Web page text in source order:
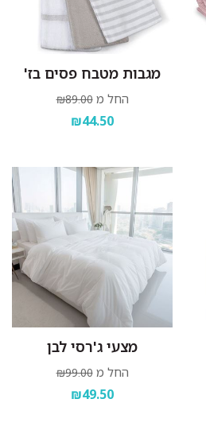
מגבות מטבח פסים בז'
החל מ ₪89.00
₪44.50
מצעי ג'רסי לבן
החל מ ₪99.00
₪49.50